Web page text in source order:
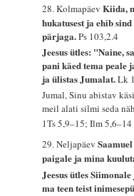
28. KolmapäevKiida,
hukatusest ja ehib
pärjaga.Ps 103,2.4
Jeesus ütles: "Naine,
pani käed tema peale
ja ülistas Jumalat.Lk
Jumal, Sinu abistav
meil alati silmi seda
1Ts 5,9–15; Ilm 5,6–14
29. Neljapäev
paigale ja mina
Jeesus ütles
ma teen teist